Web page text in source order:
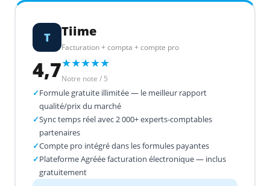
T Tiime
Facturation + compta + compte pro
4,7★★★★★
Notre note / 5
✓Formule gratuite illimitée — le meilleur rapport
qualité/prix du marché
✓Sync temps réel avec 2 000+ experts-comptables
partenaires
✓Compte pro intégré dans les formules payantes
✓Plateforme Agréée facturation électronique — inclus
gratuitement